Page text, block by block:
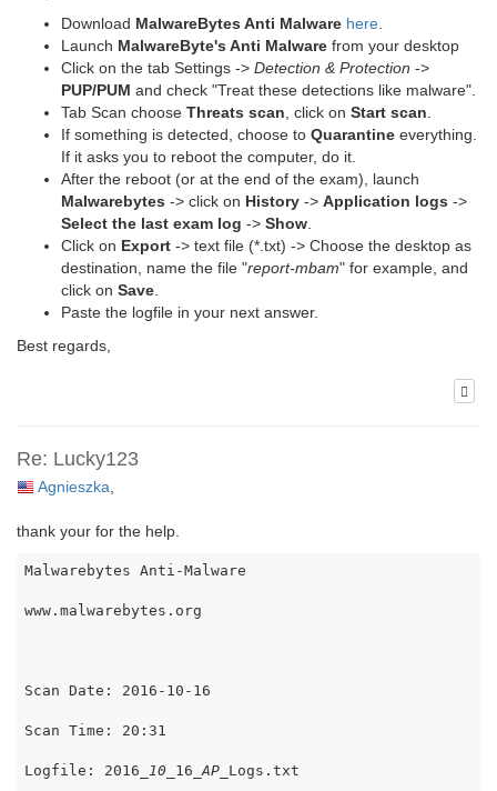
Download MalwareBytes Anti Malware here
Launch MalwareByte's Anti Malware from your desktop
Click on the tab Settings -> Detection & Protection ->
PUP/PUM and check "Treat these detections like malware".
Tab Scan choose Threats scan , click on Start scan
If something is detected, choose to Quarantine everything.
If it asks you to reboot the computer, do it.
After the reboot (or at the end of the exam), launch
Malwarebytes -> click on History -> Application logs ->
Select the last exam log -> Show
Click on Export -> text file (*.txt) -> Choose the desktop as
destination, name the file "report-mbam" for example, and
click on Save
Paste the logfile in your next answer.
Best regards,
Re: Lucky123
Agnieszka
thank your for the help.
Malwarebytes Anti-Malware
www.malwarebytes.org
Scan Date: 2016-10-16
Scan Time: 20:31
Logfile: 2016 _10_ 16 _AP_ Logs.txt